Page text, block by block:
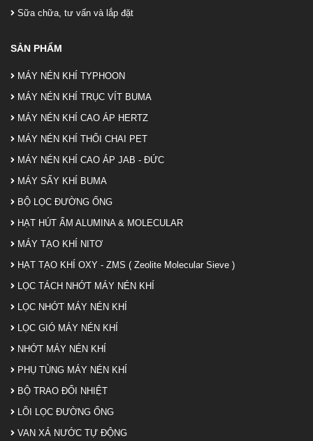
Sữa chữa, tư vấn và lắp đặt
SẢN PHẨM
MÁY NÉN KHÍ TYPHOON
MÁY NÉN KHÍ TRỤC VÍT BUMA
MÁY NÉN KHÍ CAO ÁP HERTZ
MÁY NÉN KHÍ THỔI CHAI PET
MÁY NÉN KHÍ CAO ÁP JAB - ĐỨC
MÁY SẤY KHÍ BUMA
BỘ LỌC ĐƯỜNG ỐNG
HẠT HÚT ẨM ALUMINA & MOLECULAR
MÁY TẠO KHÍ NITƠ
HẠT TẠO KHÍ OXY - ZMS ( Zeolite Molecular Sieve )
LỌC TÁCH NHỚT MÁY NÉN KHÍ
LỌC NHỚT MÁY NÉN KHÍ
LỌC GIÓ MÁY NÉN KHÍ
NHỚT MÁY NÉN KHÍ
PHỤ TÙNG MÁY NÉN KHÍ
BỘ TRAO ĐỔI NHIỆT
LÕI LỌC ĐƯỜNG ỐNG
VAN XẢ NƯỚC TỰ ĐỘNG